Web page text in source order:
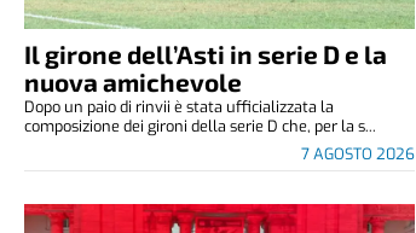
Il girone dell’Asti in serie D e la
nuova amichevole
7 AGOSTO 2026
Dopo un paio di rinvii è stata ufficializzata la
composizione dei gironi della serie D che, per la s...